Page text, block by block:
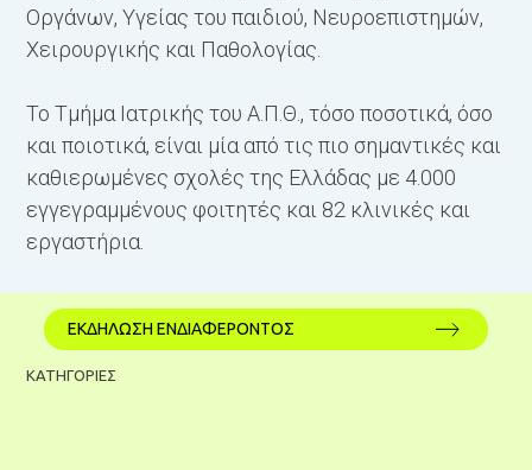
Οργάνων, Υγείας του παιδιού, Νευροεπιστημών,
Χειρουργικής και Παθολογίας.
Το Τμήμα Ιατρικής του Α.Π.Θ., τόσο ποσοτικά, όσο
και ποιοτικά, είναι μία από τις πιο σημαντικές και
καθιερωμένες σχολές της Ελλάδας με 4.000
εγγεγραμμένους φοιτητές και 82 κλινικές και
εργαστήρια.
ΕΚΔΗΛΩΣΗ ΕΝΔΙΑΦΕΡΟΝΤΟΣ
ΚΑΤΗΓΟΡΙΕΣ